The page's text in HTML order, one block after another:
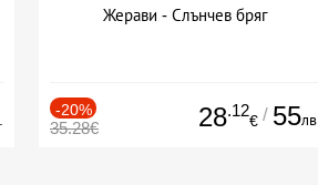
Жерави - Слънчев бряг
-20%
35.28€ 28.12
€ / 55лв.